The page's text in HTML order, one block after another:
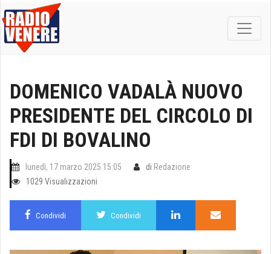
DOMENICO VADALÀ NUOVO
PRESIDENTE DEL CIRCOLO DI
FDI DI BOVALINO
lunedì, 17 marzo 2025 15:05 di Redazione
1029 Visualizzazioni
Condividi Condividi